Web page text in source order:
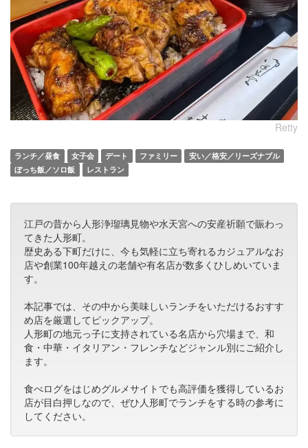
Retty
ランチ／昼食 女子会 デート ファミリー
安い／格安／リーズナブル
ぼっち飯／ソロ飯
レストラン
江戸の昔から人形浄瑠璃見物や水天宮への安産祈願で賑わっ
てきた人形町。
歴史ある下町だけに、今も気軽に立ち寄れるカジュアルなお
店や創業100年越えの老舗や有名店が数多くひしめいていま
す。
本記事では、その中から美味しいランチをいただけるおすす
め店を厳選してピックアップ。
人形町の地元っ子に支持されている名店から穴場まで、和
食・中華・イタリアン・フレンチなどジャンル別にご紹介し
ます。
食べログをはじめグルメサイトでも高評価を獲得しているお
店が目白押しなので、ぜひ人形町でランチをする時の参考に
してください。